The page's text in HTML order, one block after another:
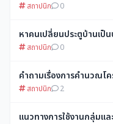
สถาปนิก 0
หาคนเปลี่ยนประตูบ้านเป็
สถาปนิก 0
คำถามเรื่องการคำนวณโค
สถาปนิก 2
แนวทางการใช้งานกลุ่มแล